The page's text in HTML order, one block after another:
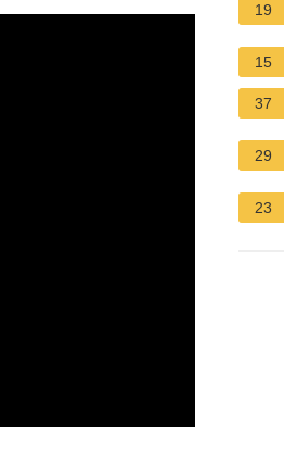
19
15
37
29
23